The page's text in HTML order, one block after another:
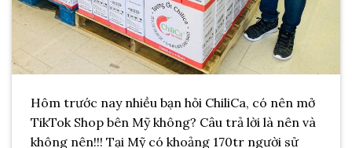
Hôm trước nay nhiều bạn hỏi ChiliCa, có nên mở
TikTok Shop bên Mỹ không? Câu trả lời là nên và
không nên!!! Tại Mỹ có khoảng 170tr người sử